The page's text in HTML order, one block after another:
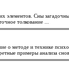
элементов. Сны
точноетолкование
о методе и технике
примеры анализа